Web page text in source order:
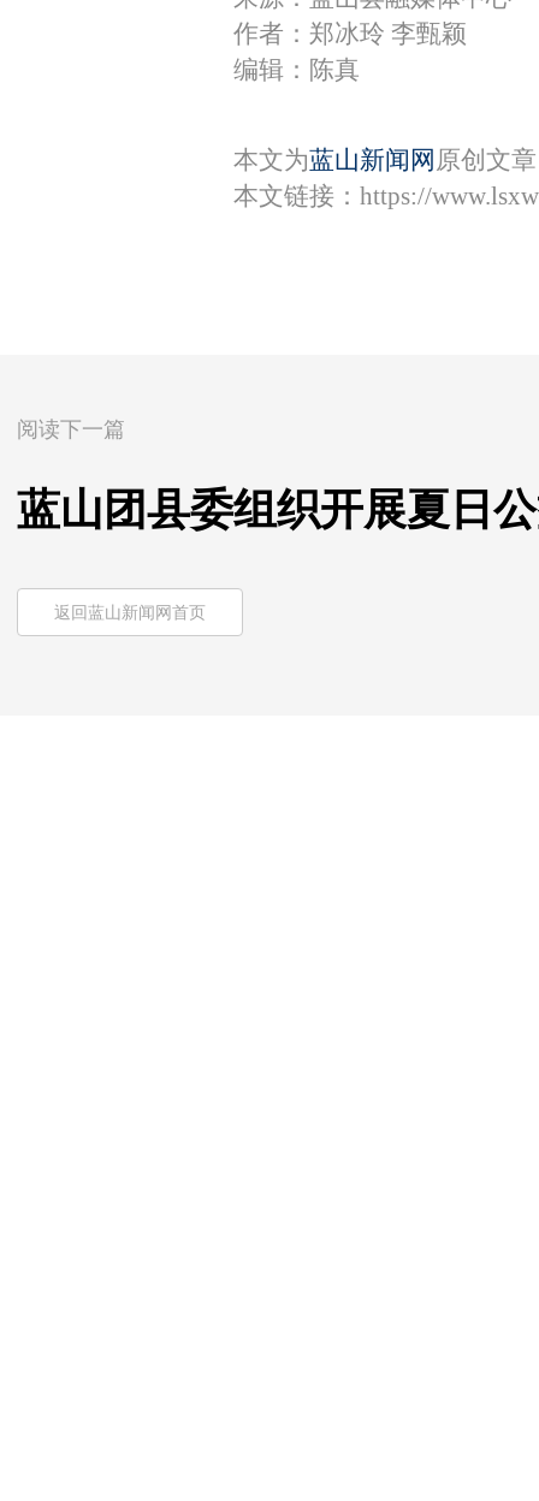
作者：郑冰玲 李甄颖
编辑：陈真
本文为蓝山新闻网 原创文
本文链接： https://
阅读下一篇
蓝山团县委组织开展夏日
返回蓝山新闻网首页